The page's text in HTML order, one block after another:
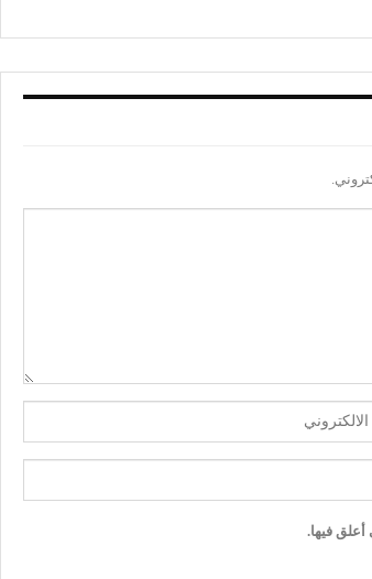
أعلق فيها.